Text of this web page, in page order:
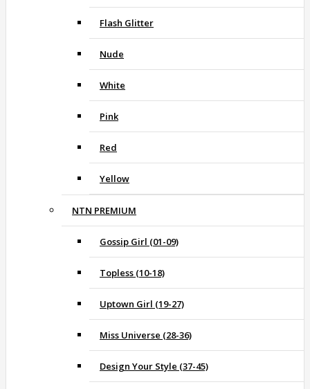
Flash Glitter
Nude
White
Pink
Red
Yellow
NTN PREMIUM
Gossip Girl (01-09)
Topless (10-18)
Uptown Girl (19-27)
Miss Universe (28-36)
Design Your Style (37-45)